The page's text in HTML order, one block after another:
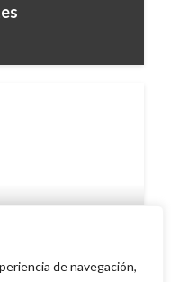
de navegación,
del